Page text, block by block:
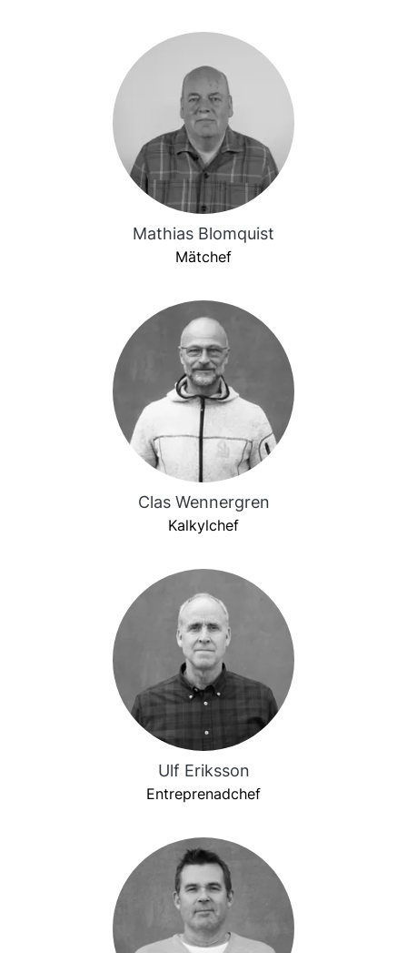
Mathias Blomquist
Mätchef
Clas Wennergren
Kalkylchef
Ulf Eriksson
Entreprenadchef